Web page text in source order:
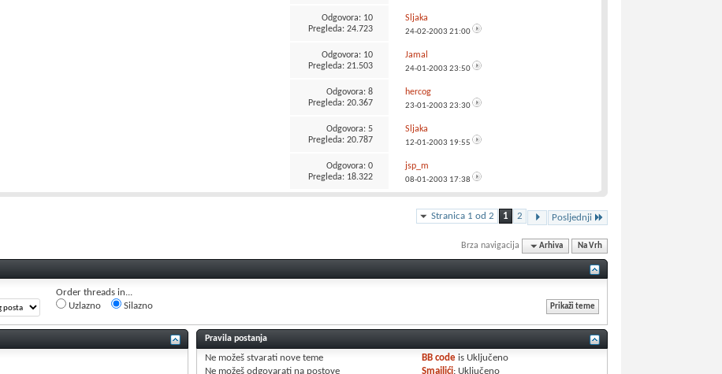
Odgovora: 10
Pregleda: 24.723
Sljaka
24-02-2003 21:00
Odgovora: 10
Pregleda: 21.503
Jamal
24-01-2003 23:50
Odgovora: 8
Pregleda: 20.367
hercog
23-01-2003 23:30
Odgovora: 5
Pregleda: 20.787
Sljaka
12-01-2003 19:55
Odgovora: 0
Pregleda: 18.322
jsp_m
08-01-2003 17:38
Stranica 1 od 2 1 2 Posljednji
Brza navigacija Arhiva Na Vrh
Order threads in...
Uzlazno
Silazno
Pravila postanja
Ne možeš stvarati nove teme
Ne možešodgovarati na postove
BB code isUključeno
Smajlići: Uključeno